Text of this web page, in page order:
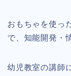
おもちゃを使っ
で、知能開発・
幼児教室の講師